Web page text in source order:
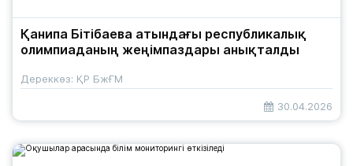
Қанипа Бітібаева атындағы республикалық
олимпиаданың жеңімпаздары анықталды
Дереккөз: ҚР БжҒМ
30.04.2026